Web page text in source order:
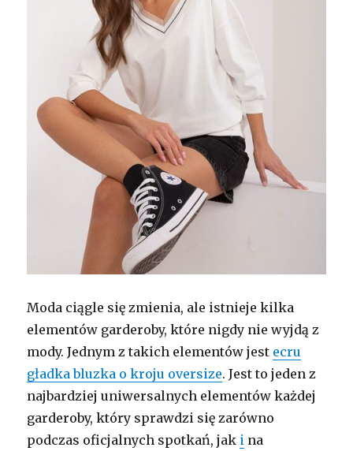
Moda ciągle się zmienia, ale istnieje kilka
elementów garderoby, które nigdy nie wyjdą z
mody. Jednym z takich elementów jest ecru
gładka bluzka o kroju oversize. Jest to jeden z
najbardziej uniwersalnych elementów każdej
garderoby, który sprawdzi się zarówno
podczas oficjalnych spotkań, jak i na